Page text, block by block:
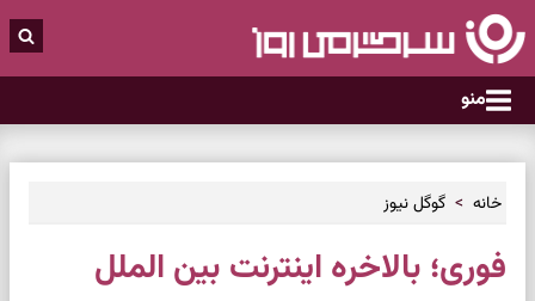
منو
خانه گوگل نیوز
فوری؛ بالاخره اینترنت بین الملل